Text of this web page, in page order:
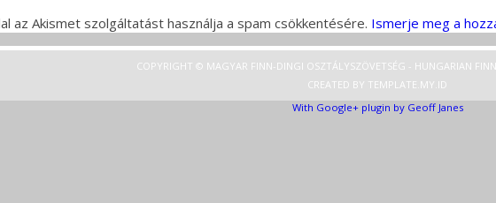
az Akismet szolgáltatást használja a spam csökkentésére. Ismerje meg a
COPYRIGHT © MAGYAR FINN-DINGI OSZTÁLYSZÖVETSÉG - HUNGARIAN
CREATED BY TEMPLATE .MY.ID
With Google+ plugin by Geoff Janes